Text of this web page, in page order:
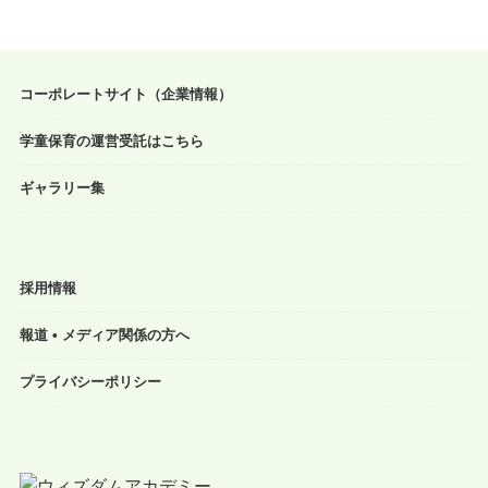
コーポレートサイト（企業情報）
学童保育の運営受託はこちら
ギャラリー集
採用情報
報道 • メディア関係の方へ
プライバシーポリシー